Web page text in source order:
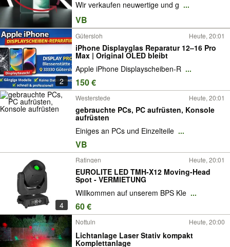
Wir verkaufen neuwertige und g ...
VB
2
Gütersloh Heute, 20:01
iPhone Displayglas Reparatur 12–16 Pro
Max | Original OLED bleibt
Apple iPhone Displayscheiben-R ...
150 €
Westerstede Heute, 20:01
gebrauchte PCs, PC aufrüsten, Konsole
aufrüsten
Einiges an PCs und Einzelteile ...
VB
4
Ratingen Heute, 20:01
EUROLITE LED TMH-X12 Moving-Head
Spot - VERMIETUNG
Willkommen auf unserem BPS Kle ...
60 €
Nottuln Heute, 20:00
Lichtanlage Laser Stativ kompakt
Komplettanlage